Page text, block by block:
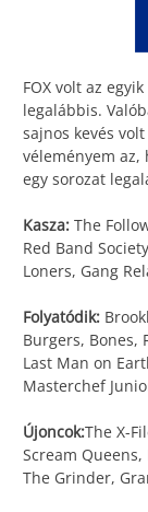
FOX volt az
legalábbis.
sajnos kevés
véleményem
egy sorozat
Kasza: The
Red Band
Loners, Gang
Folyatódik:
Burgers, Bones,
Last Man on
Masterchef
Újoncok:The X-
Scream
The Grinder,